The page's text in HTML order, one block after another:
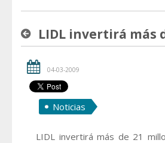
04-03-2009
Noticias
LIDL invertirá más de 21